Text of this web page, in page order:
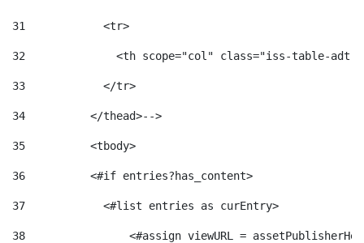
31
            <tr>
32
<th scope="col" class="iss-table-
33
            </tr>
34
          </thead>-->
35
          <tbody>
36
          <#if entries?has_content>
37
            <#list entries as curEntry>
38
<#assign viewURL =